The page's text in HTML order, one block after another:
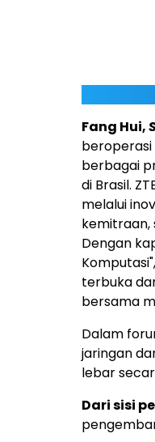
Fang Hui,
beroperasi
berbagai
di Brasil.
melalui
kemitraan,
Dengan
terbuka
bersama
Dalam
jaringan
lebar
Dari sisi